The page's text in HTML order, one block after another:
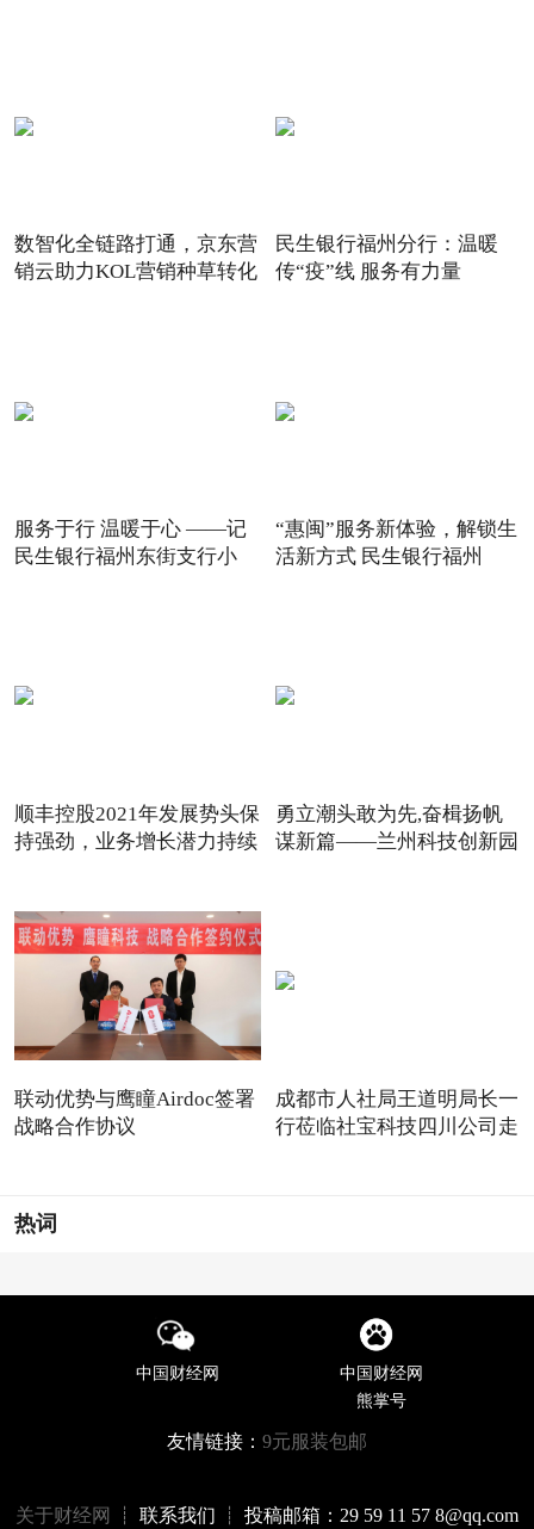
数智化全链路打通，京东营
销云助力KOL营销种草转化
民生银行福州分行：温暖
传“疫”线 服务有力量
服务于行 温暖于心 ——记
民生银行福州东街支行小
“惠闽”服务新体验，解锁生
活新方式 民生银行福州
顺丰控股2021年发展势头保
持强劲，业务增长潜力持续
勇立潮头敢为先,奋楫扬帆
谋新篇——兰州科技创新园
联动优势与鹰瞳Airdoc签署
战略合作协议
成都市人社局王道明局长一
行莅临社宝科技四川公司走
热词
中国财经网
中国财经网
熊掌号
友情链接： 9元服装包邮
关于财经网 ┊ 联系我们 ┊ 投稿邮箱：29 59 11 57 8@qq.com